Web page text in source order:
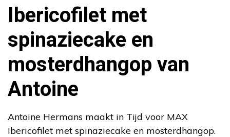
Ibericofilet met
spinaziecake en
mosterdhangop van
Antoine
Antoine Hermans maakt in Tijd voor MAX
Ibericofilet met spinaziecake en mosterdhangop.